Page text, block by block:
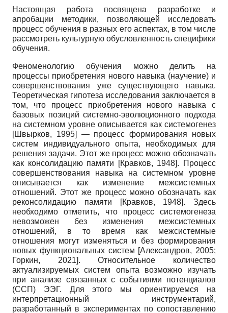
Настоящая работа посвящена разработке и
апробации методики, позволяющей исследовать
процесс обучения в разных его аспектах, в том числе
рассмотреть культурную обусловленность специфики
обучения.
Феноменологию обучения можно делить на
процессы приобретения нового навыка (научение) и
совершенствования уже существующего навыка.
Теоретическая гипотеза исследования заключается в
том, что процесс приобретения нового навыка с
базовых позиций системно-эволюционного подхода
на системном уровне описывается как системогенез
[Швырков, 1995]
— процесс формирования новых
систем индивидуального опыта, необходимых для
решения задачи. Этот же процесс можно обозначать
как консолидацию памяти
[Кравков, 1948]. Процесс
совершенствования навыка на системном уровне
описывается как изменение межсистемных
отношений. Этот же процесс можно обозначать как
реконсолидацию памяти
[Кравков, 1948]. Здесь
необходимо отметить, что процесс системогенеза
невозможен без изменения межсистемных
отношений, в то время как межсистемные
отношения могут изменяться и без формирования
новых функциональных систем [Александров, 2005;
Горкин, 2021]. Относительное количество
актуализируемых систем опыта возможно изучать
при анализе связанных с событиями потенциалов
(ССП) ЭЭГ. Для этого мы ориентируемся на
интерпретационный инструментарий,
разработанный в экспериментах по сопоставлению